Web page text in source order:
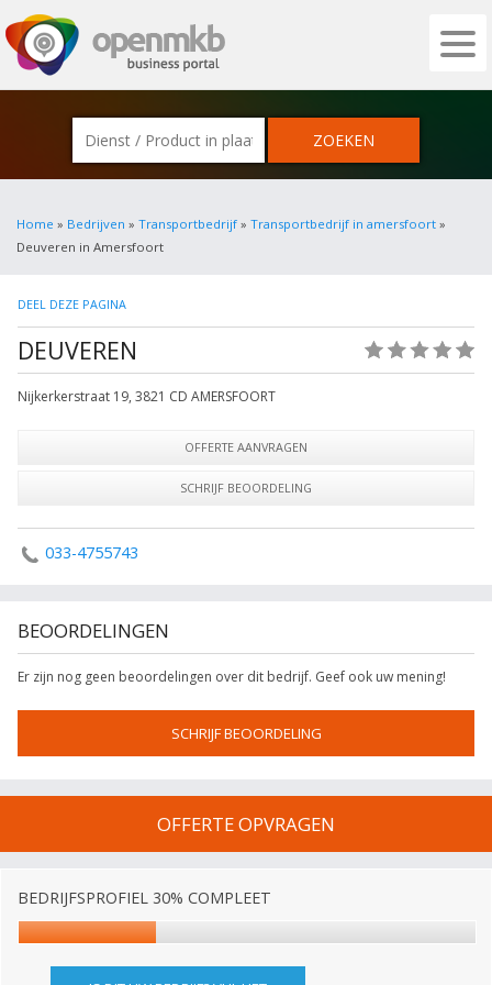
OPENMKB - DE ZAKELIJKE PORTAL
Home » Bedrijven » Transportbedrijf » Transportbedrijf in amersfoort »
Deuveren in Amersfoort
DEEL DEZE PAGINA
DEUVEREN
Nijkerkerstraat 19, 3821 CD AMERSFOORT
OFFERTE AANVRAGEN
SCHRIJF BEOORDELING
033-4755743
BEOORDELINGEN
Er zijn nog geen beoordelingen over dit bedrijf. Geef ook uw mening!
SCHRIJF BEOORDELING
OFFERTE OPVRAGEN
BEDRIJFSPROFIEL 30% COMPLEET